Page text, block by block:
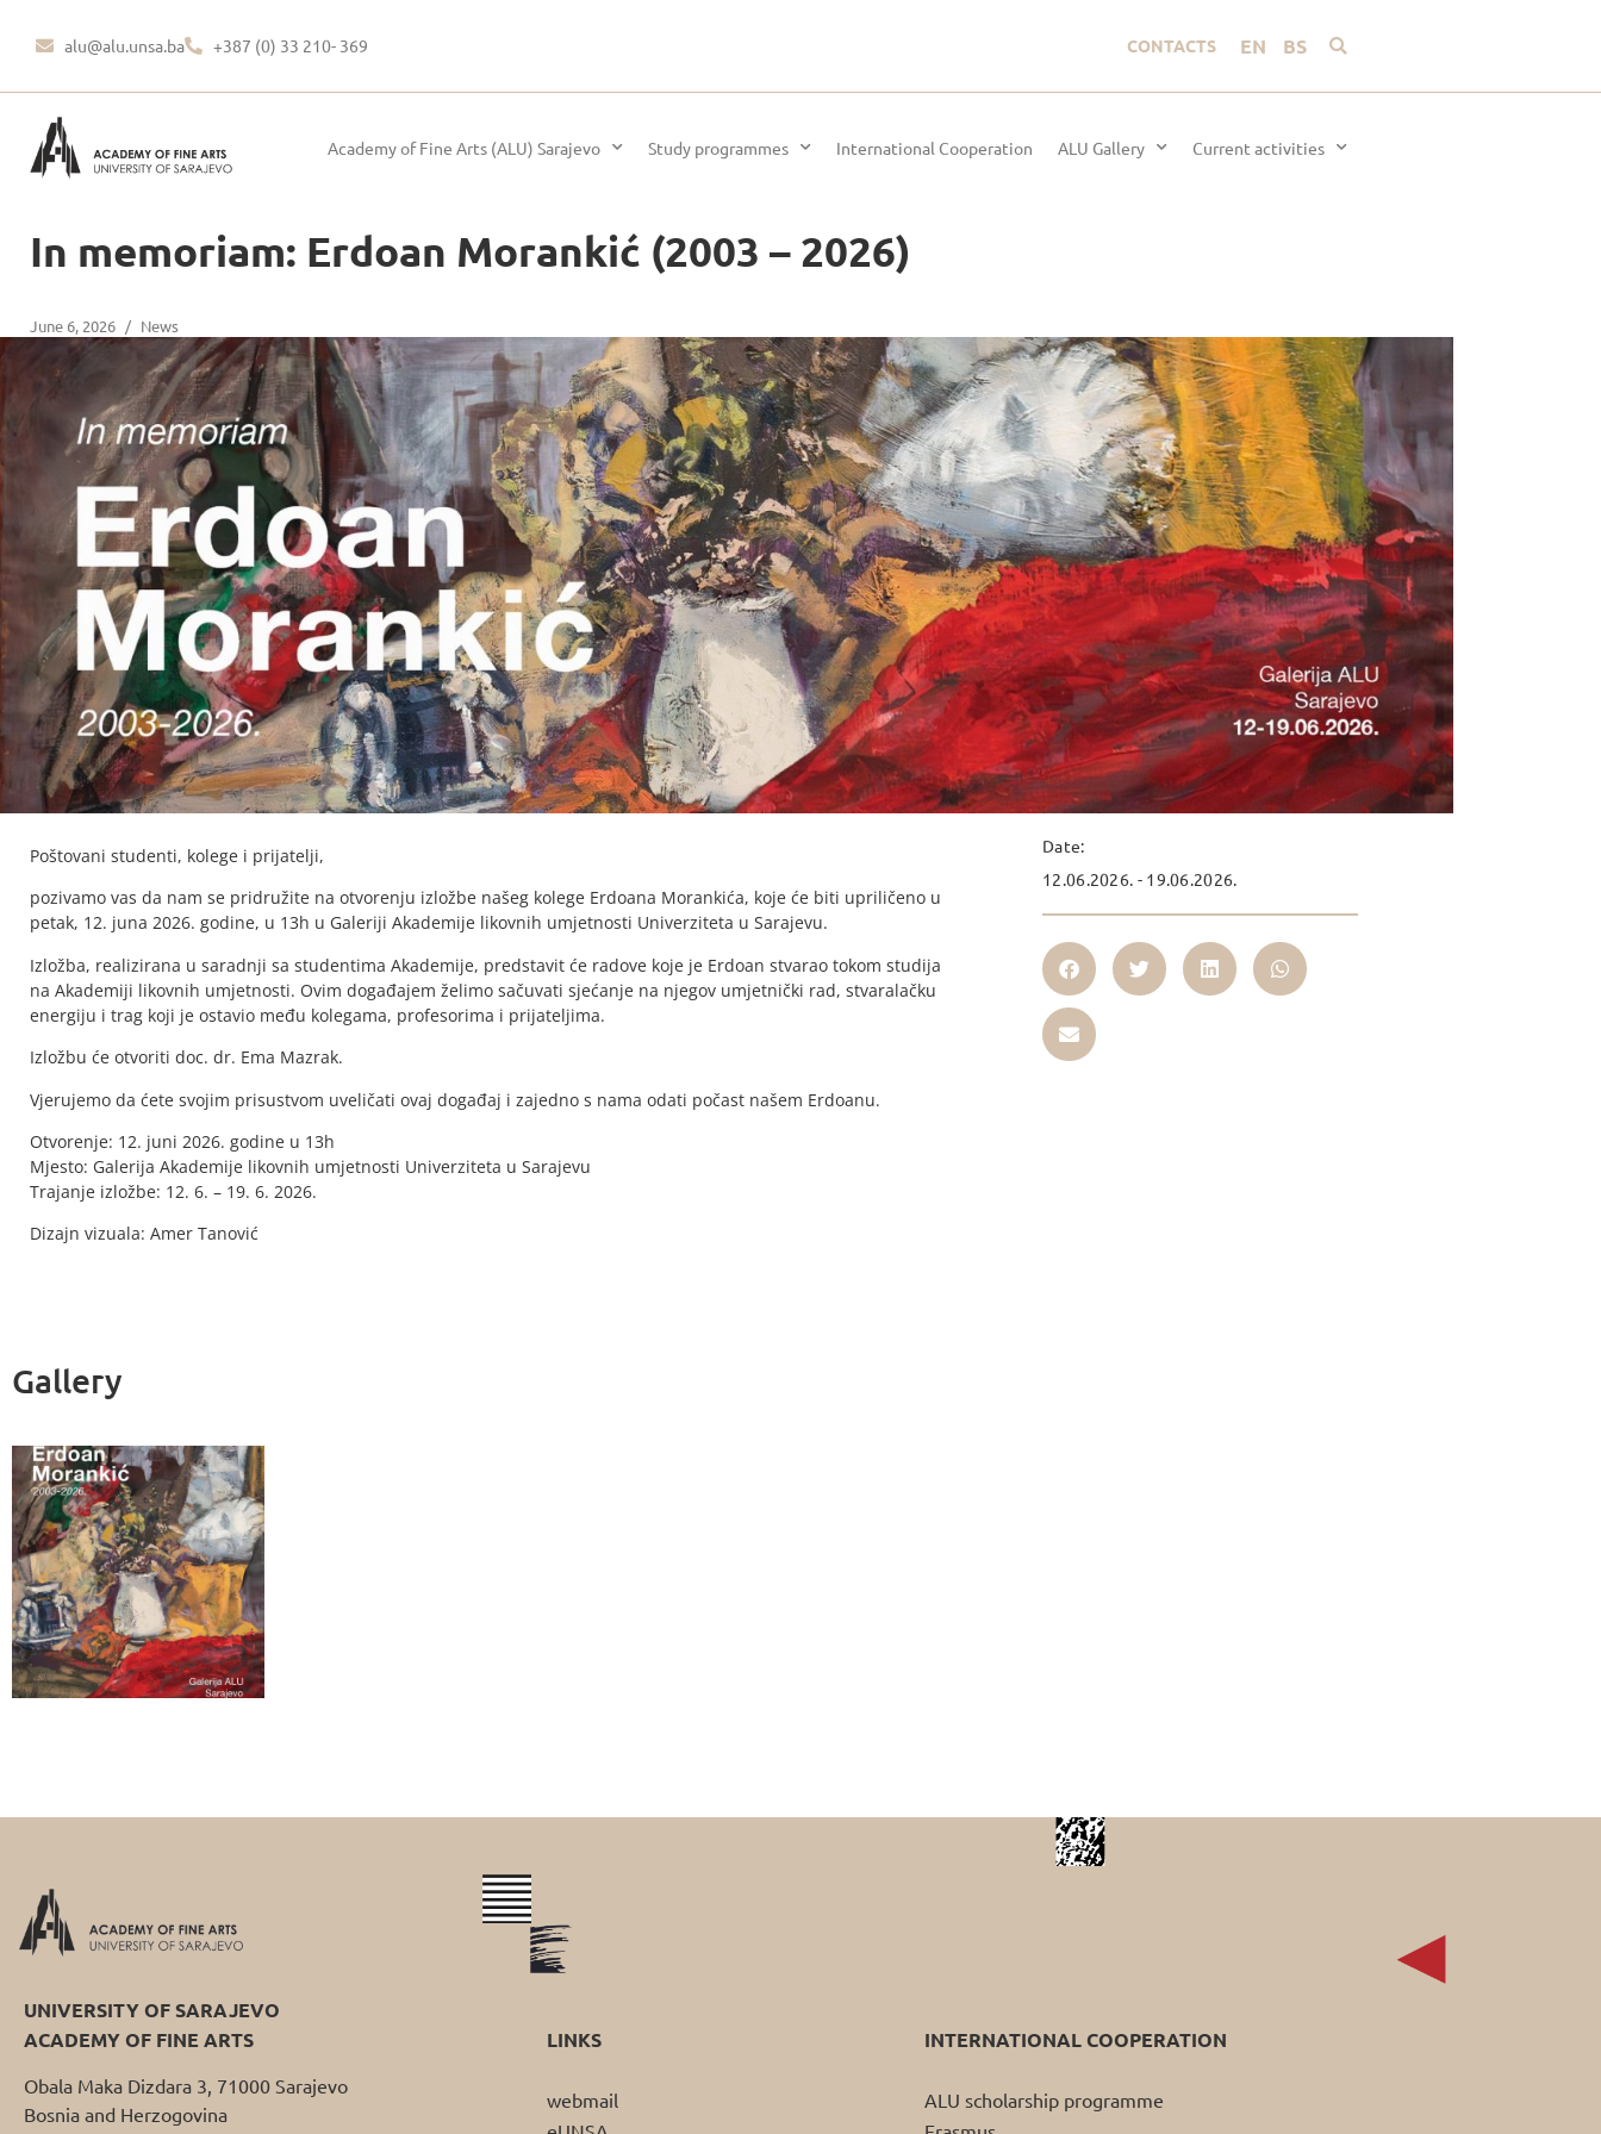
alu@alu.unsa.ba +387 (0) 33 210- 369 CONTACTS EN BS
Academy of Fine Arts (ALU) Sarajevo Study programmes International Cooperation ALU Gallery Current activities
In memoriam: Erdoan Morankić (2003 – 2026)
June 6, 2026 / News
Poštovani studenti, kolege i prijatelji,
pozivamo vas da nam se pridružite na otvorenju izložbe našeg kolege Erdoana Morankića, koje će biti upriličeno u
petak, 12. juna 2026. godine, u 13h u Galeriji Akademije likovnih umjetnosti Univerziteta u Sarajevu.
Izložba, realizirana u saradnji sa studentima Akademije, predstavit će radove koje je Erdoan stvarao tokom studija
na Akademiji likovnih umjetnosti. Ovim događajem želimo sačuvati sjećanje na njegov umjetnički rad, stvaralačku
energiju i trag koji je ostavio među kolegama, profesorima i prijateljima.
Izložbu će otvoriti doc. dr. Ema Mazrak.
Vjerujemo da ćete svojim prisustvom uveličati ovaj događaj i zajedno s nama odati počast našem Erdoanu.
Otvorenje: 12. juni 2026. godine u 13h
Mjesto: Galerija Akademije likovnih umjetnosti Univerziteta u Sarajevu
Trajanje izložbe: 12. 6. – 19. 6. 2026.
Dizajn vizuala: Amer Tanović
Date:
12.06.2026. - 19.06.2026.
Gallery
UNIVERSITY OF SARAJEVO
ACADEMY OF FINE ARTS
Obala Maka Dizdara 3, 71000 Sarajevo
Bosnia and Herzogovina
LINKS
webmail
INTERNATIONAL COOPERATION
ALU scholarship programme